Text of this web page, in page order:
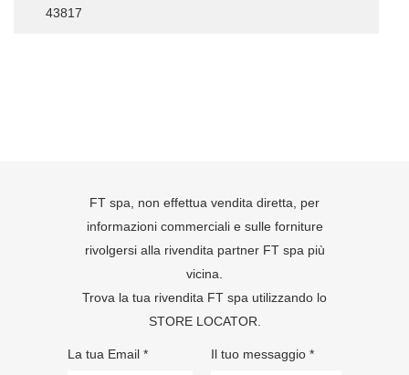
43817
FT spa, non effettua vendita diretta, per
informazioni commerciali e sulle forniture
rivolgersi alla rivendita partner FT spa più
vicina.
Trova la tua rivendita FT spa utilizzando lo
STORE LOCATOR
La tua Email * Il tuo messaggio *